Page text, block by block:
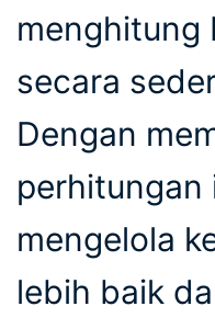
menghitung
secara
Dengan
perhitungan
mengelola
lebih baik